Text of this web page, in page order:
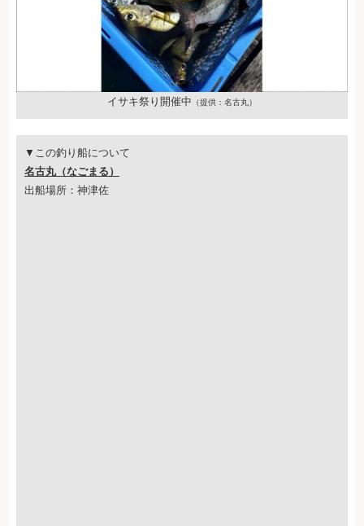
イサキ祭り開催中 （提供：名古丸）
▼この釣り船について
名古丸（なごまる）
出船場所：神津佐